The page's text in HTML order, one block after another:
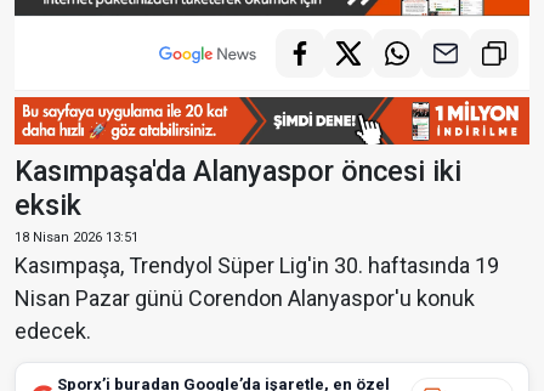
Kasımpaşa'da Alanyaspor öncesi iki
eksik
18 Nisan 2026 13:51
Kasımpaşa, Trendyol Süper Lig'in 30. haftasında 19
Nisan Pazar günü Corendon Alanyaspor'u konuk
edecek.
Sporx’i buradan Google’da işaretle, en özel